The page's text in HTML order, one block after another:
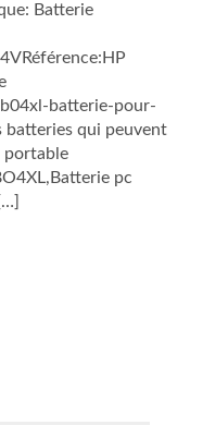
Batterie
batterie-pour-
batteries qui peuvent
portable
pc